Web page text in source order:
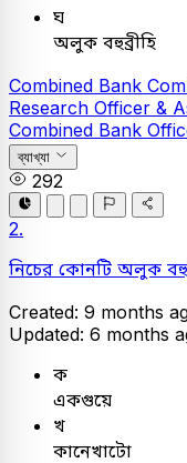
ঘ
অলুক বহুব্রীহি
Combined Bank
Research Officer &
Combined Bank
ব্যাখ্যা
292
2.
নিচের কোনটি অলুক
Created: 9 months
Updated: 6 months
ক
একগুয়ে
খ
কানেখাটো